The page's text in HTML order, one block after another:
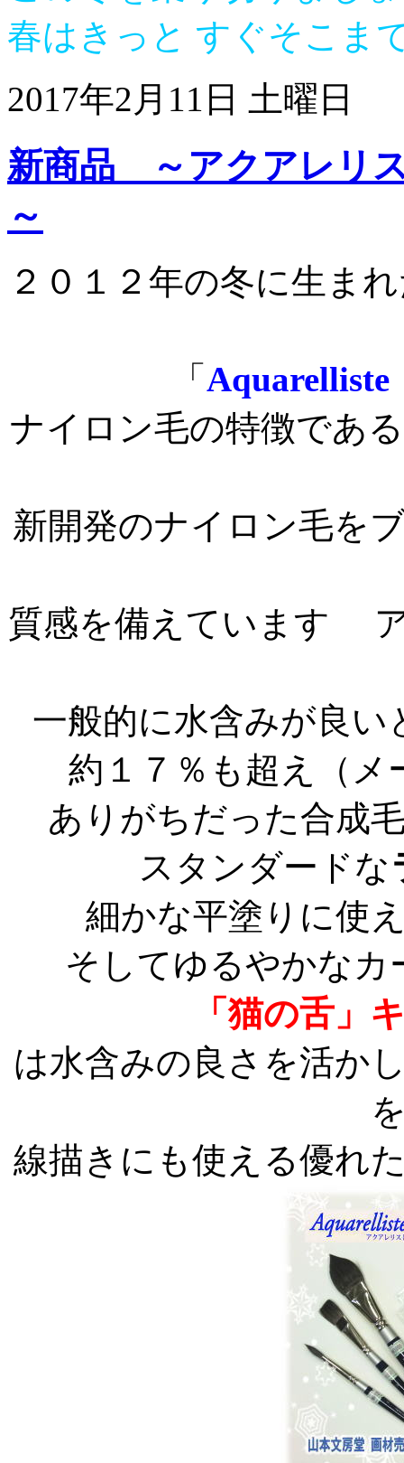
春はきっと すぐそこま
2017年2月11日 土曜日
新商品 ～アクアレリ
～
２０１２年の冬に生ま
「
ナイロン毛の特徴であ
新開発のナイロン毛を
質感を備えています
一般的に水含みが良
約１７％も超え（メ
ありがちだった合成
スタンダードな
細かな平塗りに使
そしてゆるやかな
「猫の舌」
は水含みの良さを活か
線描きにも使える優れ